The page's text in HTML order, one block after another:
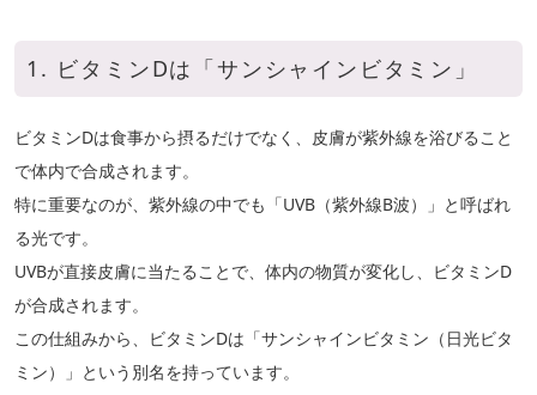
1. ビタミンDは「サンシャインビタミン」
ビタミンDは食事から摂るだけでなく、皮膚が紫外線を浴びること
で体内で合成されます。
特に重要なのが、紫外線の中でも「UVB（紫外線B波）」と呼ばれ
る光です。
UVBが直接皮膚に当たることで、体内の物質が変化し、ビタミンD
が合成されます。
この仕組みから、ビタミンDは「サンシャインビタミン（日光ビタ
ミン）」という別名を持っています。